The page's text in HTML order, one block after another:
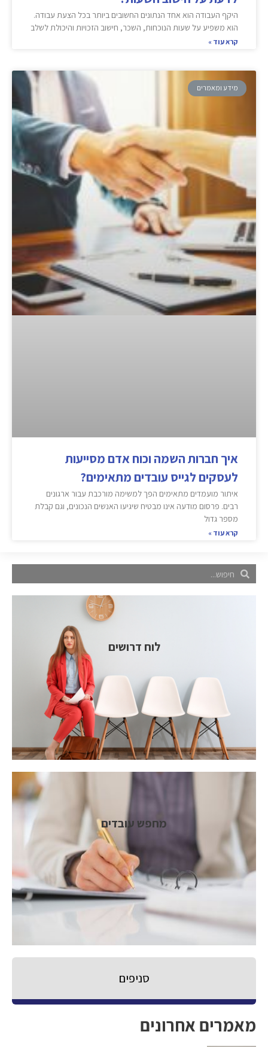
היקף העבודה הוא אחד הנתונים החשובים ביותר בכל הצעת עבודה.
הוא משפיע על שעות הנוכחות, השכר, חישוב הזכויות והיכולת לשלב
קרא עוד »
מידע ומאמרים
איך חברות השמה וכוח אדם מסייעות
לעסקים לגייס עובדים מתאימים?
איתור מועמדים מתאימים הפך למשימה מורכבת עבור ארגונים
רבים. פרסום מודעה אינו מבטיח שיגיעו האנשים הנכונים, וגם קבלת
מספר גדול
קרא עוד »
לוח דרושים
מחפש עובדים
סניפים
מאמרים אחרונים